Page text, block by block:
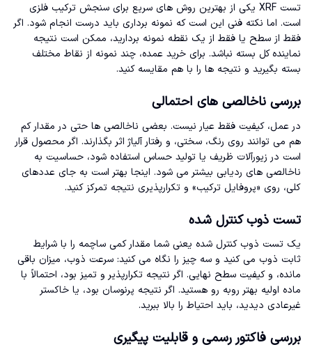
تست XRF یکی از بهترین روش های سریع برای سنجش ترکیب فلزی
است. اما نکته فنی این است که نمونه برداری باید درست انجام شود. اگر
فقط از سطح یا فقط از یک نقطه نمونه بردارید، ممکن است نتیجه
نماینده کل بسته نباشد. برای خرید عمده، چند نمونه از نقاط مختلف
بسته بگیرید و نتیجه ها را با هم مقایسه کنید.
بررسی ناخالصی های احتمالی
در عمل، کیفیت فقط عیار نیست. بعضی ناخالصی ها حتی در مقدار کم
هم می توانند روی رنگ، سختی، و رفتار آلیاژ اثر بگذارند. اگر محصول قرار
است در زیورآلات ظریف یا تولید حساس استفاده شود، حساسیت به
ناخالصی های ردیابی بیشتر می شود. اینجا بهتر است به جای عددهای
کلی، روی «پروفایل ترکیب» و تکرارپذیری نتیجه تمرکز کنید.
تست ذوب کنترل شده
یک تست ذوب کنترل شده یعنی شما مقدار کمی ساچمه را با شرایط
ثابت ذوب می کنید و سه چیز را نگاه می کنید: سرعت ذوب، میزان باقی
مانده، و کیفیت سطح نهایی. اگر نتیجه تکرارپذیر و تمیز بود، احتمالاً با
ماده اولیه بهتر روبه رو هستید. اگر نتیجه پرنوسان بود، یا خاکستر
غیرعادی دیدید، باید احتیاط را بالا ببرید.
بررسی فاکتور رسمی و قابلیت پیگیری